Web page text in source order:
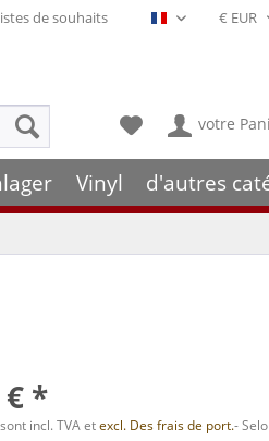
de souhaits Français- FR
votre
Vinyl d'autres
€ *
incl. TVA etexcl. Des frais de port.-